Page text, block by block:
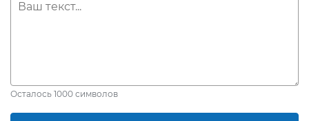
Осталось 1000 символов